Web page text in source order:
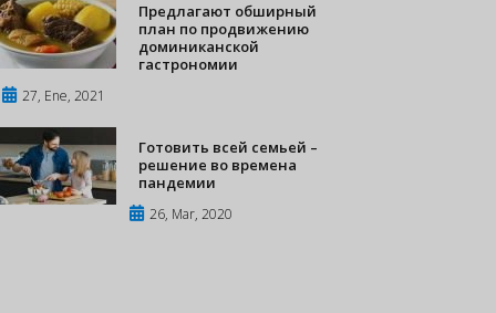
Предлагают обширный
план по продвижению
доминиканской
гастрономии
27, Ene, 2021
Готовить всей семьей –
решение во времена
пандемии
26, Mar, 2020